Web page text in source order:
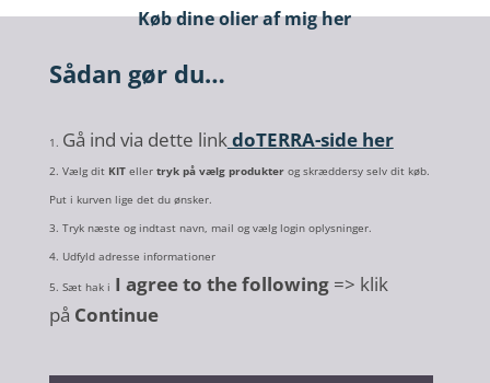
Køb dine olier af mig her
Sådan gør du…
Gå ind via dette linkdoTERRA-side her
Vælg dit KITeller tryk på vælg produkterog skræddersy selv dit køb.
Put i kurven lige det du ønsker.
Tryk næste og indtast navn, mail og vælg login oplysninger.
Udfyld adresse informationer
5. Sæt hak i I agree to the following=> klik
på Continue